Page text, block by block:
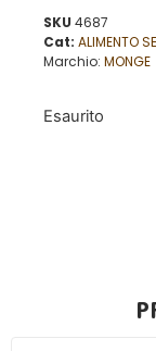
SKU 4687
Cat: ALIMENTO
Marchio: MONGE
Esaurito